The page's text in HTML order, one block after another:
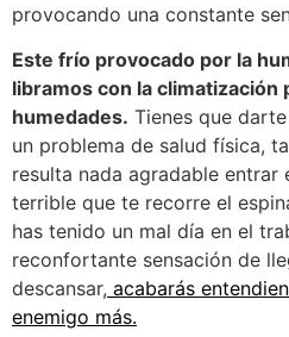
provocando una constante
Este frío provocado por la
libramos con la climatización
humedades. Tienes que
un problema de salud física,
resulta nada agradable
terrible que te recorre el
has tenido un mal día en el
reconfortante sensación de
descansar, acabarás
enemigo más.